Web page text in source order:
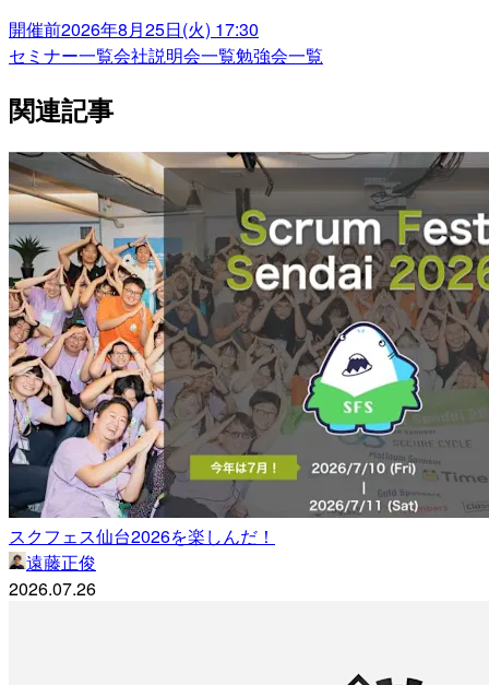
開催前2026年8月25日(火) 17:30
セミナー一覧会社説明会一覧勉強会一覧
関連記事
スクフェス仙台2026を楽しんだ！
遠藤正俊
2026.07.26